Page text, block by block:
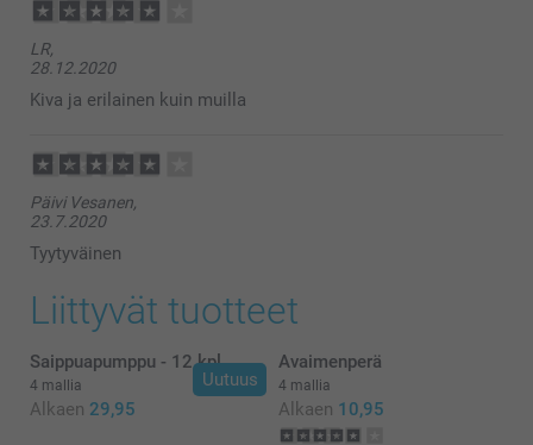
LR,
28.12.2020
Kiva ja erilainen kuin muilla
Päivi Vesanen,
23.7.2020
Tyytyväinen
Liittyvät tuotteet
Uutuus
Saippuapumppu - 12 kpl
4 mallia
Alkaen 29,95
Avaimenperä
4 mallia
Alkaen 10,95